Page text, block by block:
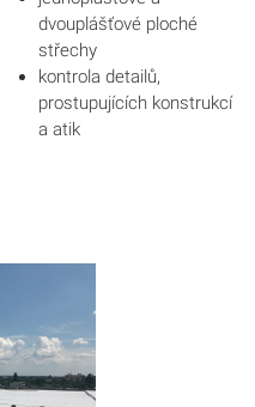
dvouplášťové ploché
střechy
kontrola detailů,
prostupujících konstrukcí
a atik